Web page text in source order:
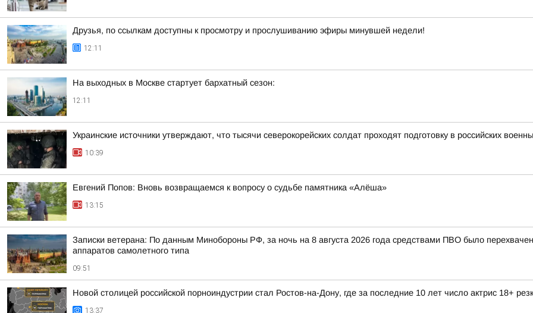
Друзья, по ссылкам доступны к просмотру и прослушиванию эфиры минувшей недели!
12:11
На выходных в Москве стартует бархатный сезон:
12:11
Украинские источники утверждают, что тысячи северокорейских солдат проходят подготовку в российских
10:39
Евгений Попов: Вновь возвращаемся к вопросу о судьбе памятника «Алёша»
13:15
Записки ветерана: По данным Минобороны РФ, за ночь на 8 августа 2026 года средствами ПВО было
аппаратов самолетного типа
09:51
Новой столицей российской порноиндустрии стал Ростов-на-Дону, где за последние 10 лет число актрис 18+
13:37